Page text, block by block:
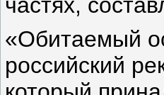
частях,
«Обитаемый
российский